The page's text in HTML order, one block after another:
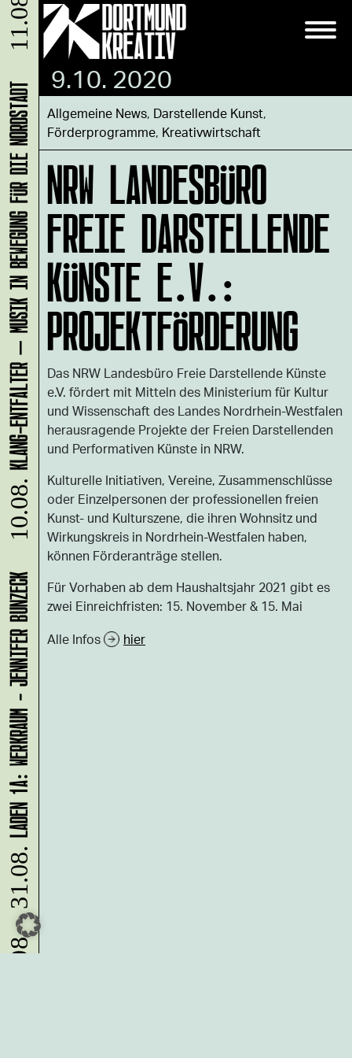
9.10. 2020
Allgemeine News, Darstellende Kunst,
Förderprogramme, Kreativwirtschaft
NRW LANDESBÜRO
FREIE DARSTELLENDE
KÜNSTE E.V.:
PROJEKTFÖRDERUNG
Das NRW Landesbüro Freie Darstellende Künste
e.V. fördert mit Mitteln des Ministerium für Kultur
und Wissenschaft des Landes Nordrhein-Westfalen
herausragende Projekte der Freien Darstellenden
und Performativen Künste in NRW.
Kulturelle Initiativen, Vereine, Zusammenschlüsse
oder Einzelpersonen der professionellen freien
Kunst- und Kulturszene, die ihren Wohnsitz und
Wirkungskreis in Nordrhein-Westfalen haben,
können Förderanträge stellen.
Für Vorhaben ab dem Haushaltsjahr 2021 gibt es
zwei Einreichfristen: 15. November & 15. Mai
Alle Infos
hier
10.08. - 31.08.
LADEN 1A: WERKRAUM - JENNIFER BUNZECK
10.08.
KLANG-ENTFALTER – MUSIK IN BEWEGUNG FÜR DIE NORDSTADT
11.08.